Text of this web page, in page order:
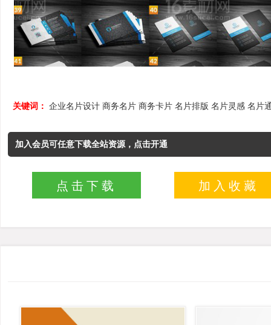
关键词： 企业名片设计 商务名片 商务卡片 名片排版 名片灵感 名片
加入会员可任意下载全站资源，点击开通
点击下载 加入收藏